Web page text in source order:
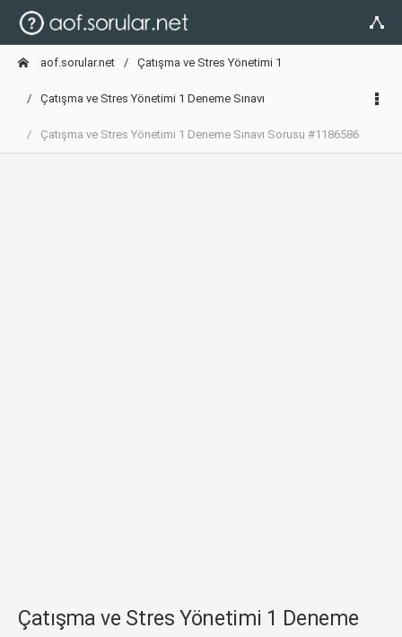
aof.sorular.net Çatışma ve Stres Yönetimi 1
Çatışma ve Stres Yönetimi 1 Deneme Sınavı
Çatışma ve Stres Yönetimi 1 Deneme Sınavı Sorusu #1186586
Çatışma ve Stres Yönetimi 1 Deneme